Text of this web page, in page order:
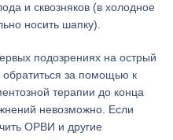
и сквозняков (в холодное
носить шапку).
подозрениях на острый
обратиться за помощью к
терапии до конца
невозможно. Если
ОРВИ и другие